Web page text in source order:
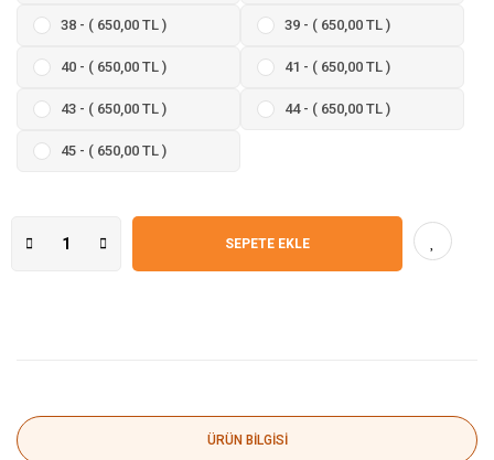
38 - ( 650,00 TL ) 39 - ( 650,00 TL )
40 - ( 650,00 TL ) 41 - ( 650,00 TL )
43 - ( 650,00 TL ) 44 - ( 650,00 TL )
45 - ( 650,00 TL )
SEPETE EKLE
ÜRÜN BILGISI